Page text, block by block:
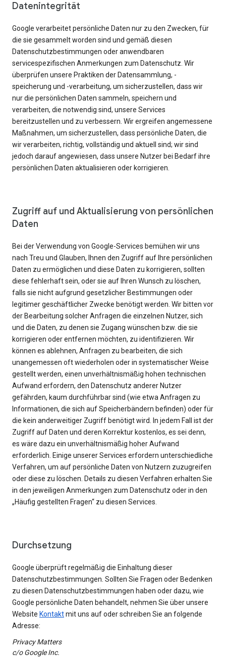
Datenintegrität
Google verarbeitet persönliche Daten nur zu den Zwecken, für
die sie gesammelt worden sind und gemäß diesen
Datenschutzbestimmungen oder anwendbaren
servicespezifischen Anmerkungen zum Datenschutz. Wir
überprüfen unsere Praktiken der Datensammlung, -
speicherung und -verarbeitung, um sicherzustellen, dass wir
nur die persönlichen Daten sammeln, speichern und
verarbeiten, die notwendig sind, unsere Services
bereitzustellen und zu verbessern. Wir ergreifen angemessene
Maßnahmen, um sicherzustellen, dass persönliche Daten, die
wir verarbeiten, richtig, vollständig und aktuell sind; wir sind
jedoch darauf angewiesen, dass unsere Nutzer bei Bedarf ihre
persönlichen Daten aktualisieren oder korrigieren.
Zugriff auf und Aktualisierung von persönlichen
Daten
Bei der Verwendung von Google-Services bemühen wir uns
nach Treu und Glauben, Ihnen den Zugriff auf Ihre persönlichen
Daten zu ermöglichen und diese Daten zu korrigieren, sollten
diese fehlerhaft sein, oder sie auf Ihren Wunsch zu löschen,
falls sie nicht aufgrund gesetzlicher Bestimmungen oder
legitimer geschäftlicher Zwecke benötigt werden. Wir bitten vor
der Bearbeitung solcher Anfragen die einzelnen Nutzer, sich
und die Daten, zu denen sie Zugang wünschen bzw. die sie
korrigieren oder entfernen möchten, zu identifizieren. Wir
können es ablehnen, Anfragen zu bearbeiten, die sich
unangemessen oft wiederholen oder in systematischer Weise
gestellt werden, einen unverhältnismäßig hohen technischen
Aufwand erfordern, den Datenschutz anderer Nutzer
gefährden, kaum durchführbar sind (wie etwa Anfragen zu
Informationen, die sich auf Speicherbändern befinden) oder für
die kein anderweitiger Zugriff benötigt wird. In jedem Fall ist der
Zugriff auf Daten und deren Korrektur kostenlos, es sei denn,
es wäre dazu ein unverhältnismäßig hoher Aufwand
erforderlich. Einige unserer Services erfordern unterschiedliche
Verfahren, um auf persönliche Daten von Nutzern zuzugreifen
oder diese zu löschen. Details zu diesen Verfahren erhalten Sie
in den jeweiligen Anmerkungen zum Datenschutz oder in den
„Häufig gestellten Fragen“ zu diesen Services.
Durchsetzung
Google überprüft regelmäßig die Einhaltung dieser
Datenschutzbestimmungen. Sollten Sie Fragen oder Bedenken
zu diesen Datenschutzbestimmungen haben oder dazu, wie
Google persönliche Daten behandelt, nehmen Sie über unsere
Website Kontaktmit uns auf oder schreiben Sie an folgende
Adresse:
Privacy Matters
c/o Google Inc.